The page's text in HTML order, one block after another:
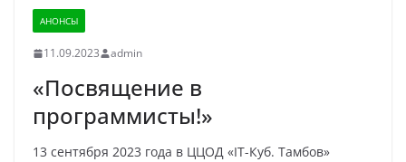
АНОНСЫ
11.09.2023 admin
«Посвящение в
программисты!»
13 сентября 2023 года в ЦЦОД «IT-Куб. Тамбов»